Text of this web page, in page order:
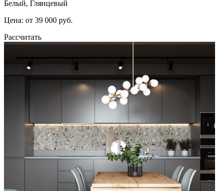
Белый, Глянцевый
Цена: от 39 000 руб.
Рассчитать